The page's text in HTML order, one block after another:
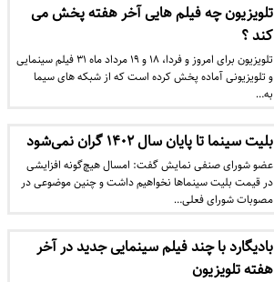
تلویزیون چه فیلم‌ هایی آخر هفته پخش می‌
کند ؟
تلویزیون برای امروز و فردا، ۱۸ و ۱۹ مرداد ماه ۳۱ فیلم سینمایی
و تلویزیونی آماده پخش کرده است که از شبکه های سیما
به…
بلیت سینما تا پایان سال ۱۴۰۲ گران نمی‌شود
عضو شورای صنفی نمایش گفت: امسال هیچ‌گونه افزایشی
در قیمت بلیت‌ سینماها نخواهیم داشت و چنین موضوعی در
مصوبات شورای فعلی…
بادیگارد با چند فیلم سینمایی جدید در آخر
هفته تلویزیون